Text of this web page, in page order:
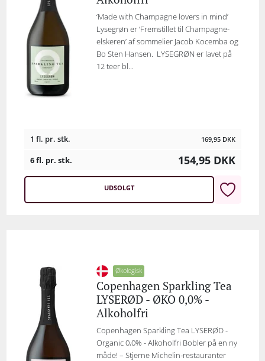
‘Made with Champagne lovers in mind’
Lysegrøn er ‘Fremstillet til Champagne-
elskeren’ af sommelier Jacob Kocemba og
Bo Sten Hansen. LYSEGRØN er lavet på
12 teer bl...
1 fl. pr. stk. 169,95 DKK
6 fl. pr. stk. 154,95 DKK
UDSOLGT
Økologisk
Copenhagen Sparkling Tea
LYSERØD - ØKO 0,0% -
Alkoholfri
Copenhagen Sparkling Tea LYSERØD -
Organic 0,0% - Alkoholfri Bobler på en ny
måde! – Stjerne Michelin-restauranter